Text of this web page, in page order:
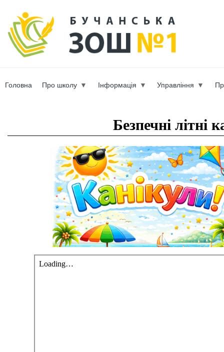
Головна Про школу Інформація Управління
Безпечні літні